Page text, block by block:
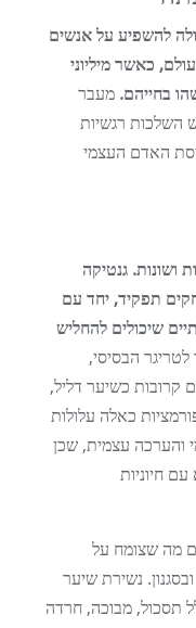
להשפיע על אנשים
כאשר מיליוני
בחייהם. מעבר
השלכות רגשיות
האדם העצמי
ושונות. גנטיקה
תפקיד, יחד עם
שיכולים להחליש
הבסיסי,
קרובות כשיער דליל,
כאלה עלולות
והערכה עצמית, שכן
חיוניות
מה שצומח על
נשירת שיער
תסכול, מבוכה, חרדה